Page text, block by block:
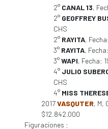
2° CANAL 13,
2° GEOFFREY
CHS
2° RAYITA,
3° RAYITA,
3°WAPI, Fecha:
4° JULIO
CHS
4° MISS
2017VASQUTER, M,
$12.842.000
Figuraciones :